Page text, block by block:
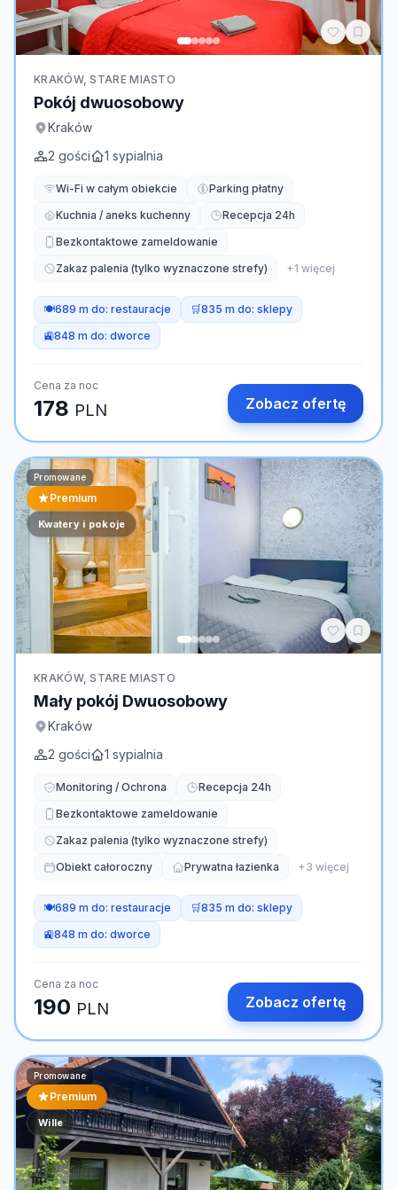
KRAKÓW, STARE MIASTO
Pokój dwuosobowy
Kraków
2 gości 1 sypialnia
Wi-Fi w całym obiekcie
Parking płatny
Kuchnia / aneks kuchenny
Recepcja 24h
Bezkontaktowe zameldowanie
Zakaz palenia (tylko wyznaczone strefy)
+1 więcej
🍽️689 m do: restauracje 🛒835 m do: sklepy
🚉848 m do: dworce
Cena za noc
178 PLN Zobacz ofertę
Promowane
Premium
Kwatery i pokoje
KRAKÓW, STARE MIASTO
Mały pokój Dwuosobowy
Kraków
2 gości 1 sypialnia
Monitoring / Ochrona
Recepcja 24h
Bezkontaktowe zameldowanie
Zakaz palenia (tylko wyznaczone strefy)
Obiekt całoroczny
Prywatna łazienka +3 więcej
🍽️689 m do: restauracje 🛒835 m do: sklepy
🚉848 m do: dworce
Cena za noc
190 PLN Zobacz ofertę
Promowane
Premium
Wille